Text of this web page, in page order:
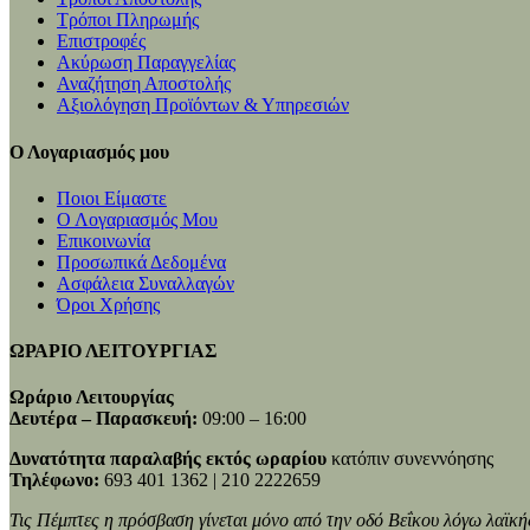
Τρόποι Πληρωμής
Επιστροφές
Ακύρωση Παραγγελίας
Αναζήτηση Αποστολής
Αξιολόγηση Προϊόντων & Υπηρεσιών
Ο Λογαριασμός μου
Ποιοι Είμαστε
Ο Λογαριασμός Μου
Επικοινωνία
Προσωπικά Δεδομένα
Ασφάλεια Συναλλαγών
Όροι Χρήσης
ΩΡΑΡΙΟ ΛΕΙΤΟΥΡΓΙΑΣ
Ωράριο Λειτουργίας
Δευτέρα – Παρασκευή: 09:00 – 16:00
Δυνατότητα παραλαβής εκτός ωραρίου κατόπιν συνεννόησης
Τηλέφωνο: 693 401 1362 | 210 2222659
Τις Πέμπτες η πρόσβαση γίνεται μόνο από την οδό Βεΐκου λόγω